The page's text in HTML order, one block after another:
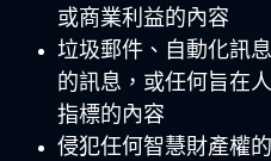
或商業利益的內容
垃圾郵件、自動化訊
的訊息，或任何旨在
指標的內容
侵犯任何智慧財產權